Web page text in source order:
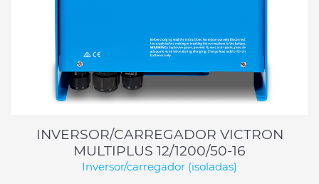
INVERSOR/CARREGADOR VICTRON
MULTIPLUS 12/1200/50-16
Inversor/carregador (isoladas)